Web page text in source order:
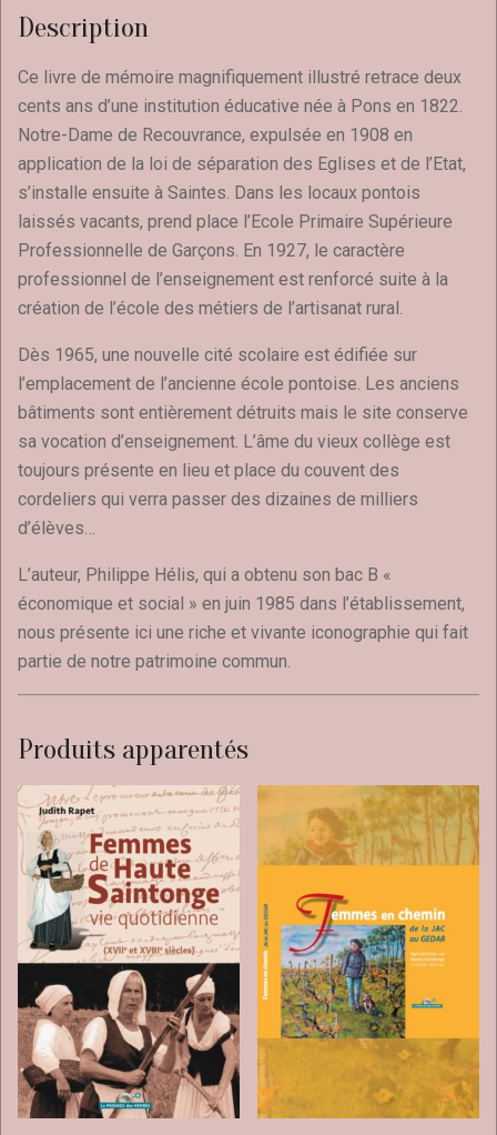
Description
Ce livre de mémoire magnifiquement illustré retrace deux
cents ans d’une institution éducative née à Pons en 1822.
Notre-Dame de Recouvrance, expulsée en 1908 en
application de la loi de séparation des Eglises et de l’Etat,
s’installe ensuite à Saintes. Dans les locaux pontois
laissés vacants, prend place l’Ecole Primaire Supérieure
Professionnelle de Garçons. En 1927, le caractère
professionnel de l’enseignement est renforcé suite à la
création de l’école des métiers de l’artisanat rural.
Dès 1965, une nouvelle cité scolaire est édifiée sur
l’emplacement de l’ancienne école pontoise. Les anciens
bâtiments sont entièrement détruits mais le site conserve
sa vocation d’enseignement. L’âme du vieux collège est
toujours présente en lieu et place du couvent des
cordeliers qui verra passer des dizaines de milliers
d’élèves…
L’auteur, Philippe Hélis, qui a obtenu son bac B «
économique et social » en juin 1985 dans l’établissement,
nous présente ici une riche et vivante iconographie qui fait
partie de notre patrimoine commun.
Produits apparentés